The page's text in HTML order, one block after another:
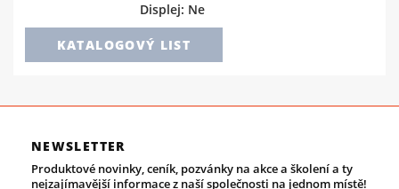
Displej: Ne
KATALOGOVÝ LIST
NEWSLETTER
Produktové novinky, ceník, pozvánky na akce a školení a ty
nejzajímavější informace z naší společnosti na jednom místě!